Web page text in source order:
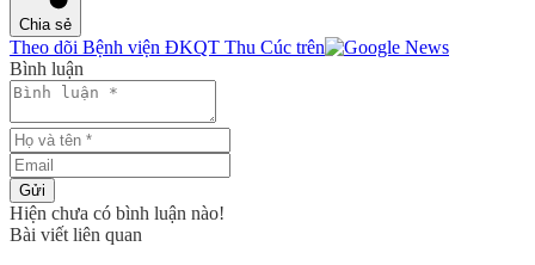
Chia sẻ
Theo dõi Bệnh viện ĐKQT Thu Cúc trên
Bình luận
Gửi
Hiện chưa có bình luận nào!
Bài viết liên quan